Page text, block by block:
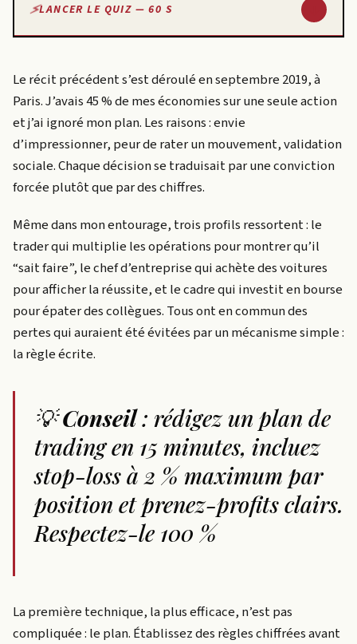
LANCER LE QUIZ — 60 S
Le récit précédent s’est déroulé en septembre 2019, à
Paris. J’avais 45 % de mes économies sur une seule action
et j’ai ignoré mon plan. Les raisons : envie
d’impressionner, peur de rater un mouvement, validation
sociale. Chaque décision se traduisait par une conviction
forcée plutôt que par des chiffres.
Même dans mon entourage, trois profils ressortent : le
trader qui multiplie les opérations pour montrer qu’il
“sait faire”, le chef d’entreprise qui achète des voitures
pour afficher la réussite, et le cadre qui investit en bourse
pour épater des collègues. Tous ont en commun des
pertes qui auraient été évitées par un mécanisme simple :
la règle écrite.
💡Conseil: rédigez un plan de
trading en 15 minutes, incluez
stop-loss à 2 % maximum par
position et prenez-profits clairs.
Respectez-le 100 %
La première technique, la plus efficace, n’est pas
compliquée : le plan. Établissez des règles chiffrées avant